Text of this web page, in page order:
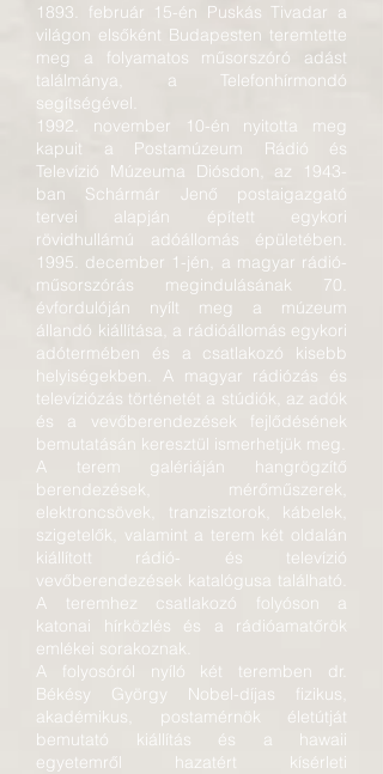
1893. február 15-én Puskás Tivadar a
világon elsőként Budapesten teremtette
meg a folyamatos műsorszóró adást
találmánya, a Telefonhírmondó
segítségével.
1992. november 10-én nyitotta meg
kapuit a Postamúzeum Rádió és
Televízió Múzeuma Diósdon, az 1943-
ban Schármár Jenő postaigazgató
tervei alapján épített egykori
rövidhullámú adóállomás épületében.
1995. december 1-jén, a magyar rádió-
műsorszórás megindulásának 70.
évfordulóján nyílt meg a múzeum
állandó kiállítása, a rádióállomás egykori
adótermében és a csatlakozó kisebb
helyiségekben. A magyar rádiózás és
televíziózás történetét a stúdiók, az adók
és a vevőberendezések fejlődésének
bemutatásán keresztül ismerhetjük meg.
A terem galériáján hangrögzítő
berendezések, mérőműszerek,
elektroncsövek, tranzisztorok, kábelek,
szigetelők, valamint a terem két oldalán
kiállított rádió- és televízió
vevőberendezések katalógusa található.
A teremhez csatlakozó folyóson a
katonai hírközlés és a rádióamatőrök
emlékei sorakoznak.
A folyosóról nyíló két teremben dr.
Békésy György Nobel-díjas fizikus,
akadémikus, postamérnök életútját
bemutató kiállítás és a hawaii
egyetemről hazatért kísérleti